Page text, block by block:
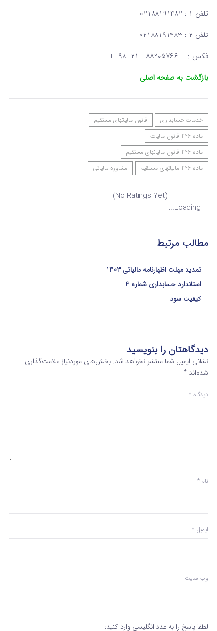
تلفن ۱ : 02188191482
تلفن ۲ : 02188191483
فکس : ۸۸۲۰۵۷۶۶ ۲۱ ۹۸++
بازگشت به صفحه اصلی
خدمات حسابداری
قانون مالیاتهای مستقیم
ماده 246 قانون مالیات
ماده 246 قانون مالیاتهای مستقیم
ماده 246 مالیاتهای مستقیم
مشاوره مالیاتی
(No Ratings Yet)
Loading...
مطالب مرتبط
تمدید مهلت اظهارنامه مالیاتی 1403
استاندارد حسابداری شماره 4
کیفیت سود
دیدگاهتان را بنویسید
نشانی ایمیل شما منتشر نخواهد شد. بخش‌های موردنیاز علامت‌گذاری
شده‌اند *
دیدگاه *
نام *
ایمیل *
وب‌ سایت
لطفا پاسخ را به عدد انگلیسی وارد کنید: